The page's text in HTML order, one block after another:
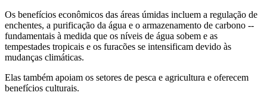
Os benefícios econômicos das áreas úmidas incluem a regulação de
enchentes, a purificação da água e o armazenamento de carbono --
fundamentais à medida que os níveis de água sobem e as
tempestades tropicais e os furacões se intensificam devido às
mudanças climáticas.
Elas também apoiam os setores de pesca e agricultura e oferecem
benefícios culturais.